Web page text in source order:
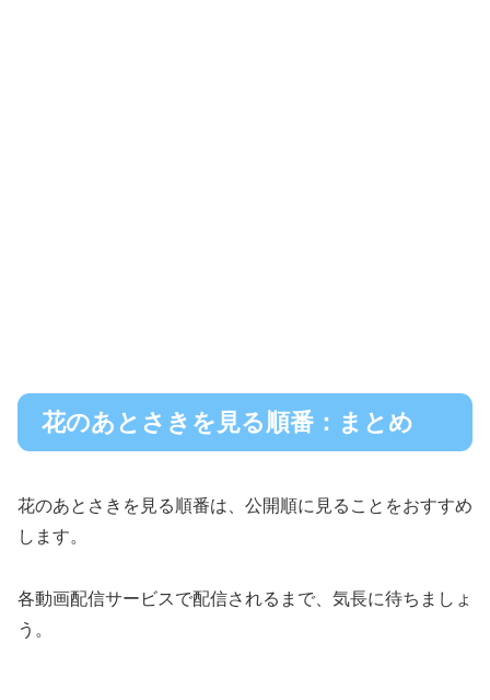
花のあとさきを見る順番：まとめ
花のあとさきを見る順番は、公開順に見ることをおすすめ
します。
各動画配信サービスで配信されるまで、気長に待ちましょ
う。